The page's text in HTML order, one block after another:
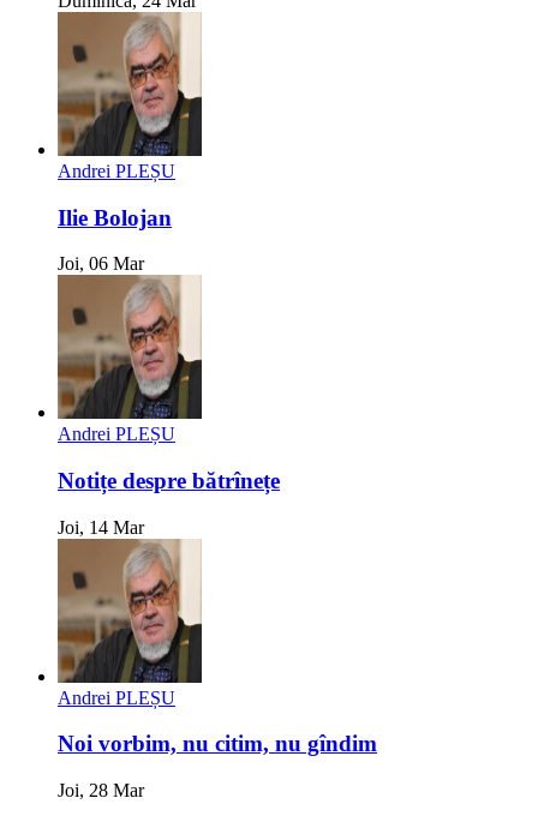
Andrei PLEȘU
Ilie Bolojan
Joi, 06 Mar
Andrei PLEȘU
Notițe despre bătrînețe
Joi, 14 Mar
Andrei PLEȘU
Noi vorbim, nu citim, nu gîndim
Joi, 28 Mar